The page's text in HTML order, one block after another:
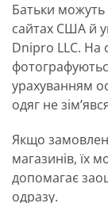
Батьки
сайтах США й
Dnipro LLC. На
урахуванням
одяг не
Якщо
магазинів, їх
допомагає
одразу.